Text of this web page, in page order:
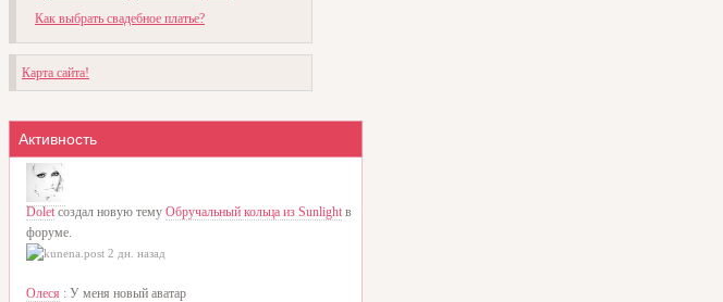
Как выбрать свадебное платье?
Карта сайта!
Активность
Dolet создал новую тему Обручальный кольца из Sunlight в
форуме.
2 дн. назад
Олеся : У меня новый аватар